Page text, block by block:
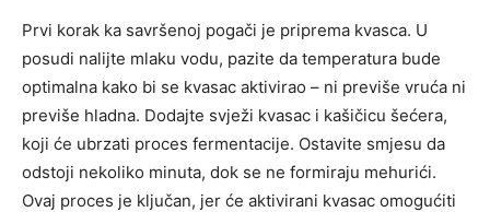
Prvi korak ka savršenoj pogači je priprema kvasca. U
posudi nalijte mlaku vodu, pazite da temperatura bude
optimalna kako bi se kvasac aktivirao – ni previše vruća ni
previše hladna. Dodajte svježi kvasac i kašičicu šećera,
koji će ubrzati proces fermentacije. Ostavite smjesu da
odstoji nekoliko minuta, dok se ne formiraju mehurići.
Ovaj proces je ključan, jer će aktivirani kvasac omogućiti